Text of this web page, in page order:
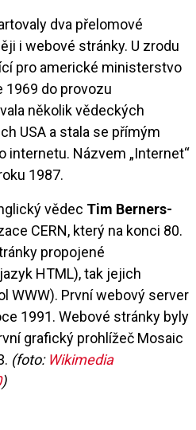
dva přelomové
i webové stránky. U zrodu
pro americké ministerstvo
1969 do provozu
několik vědeckých
USA a stala se přímým
internetu. Názvem „Internet“
1987.
vědec Tim Berners-
CERN, který na konci 80.
propojené
HTML), tak jejich
WWW). První webový server
1991. Webové stránky byly
grafický prohlížeč Mosaic
(foto: Wikimedia
)